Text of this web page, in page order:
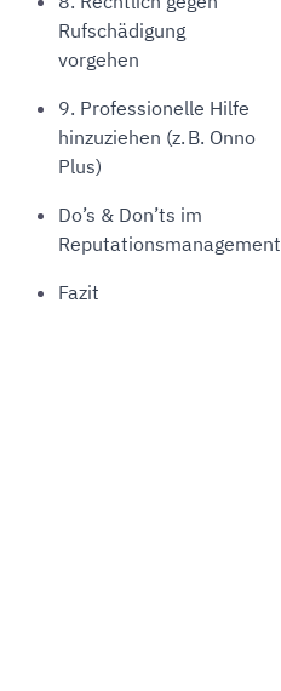
Rufschädigung
vorgehen
9. Professionelle Hilfe
hinzuziehen (z. B. Onno
Plus)
Do’s & Don’ts im
Reputationsmanagement
Fazit